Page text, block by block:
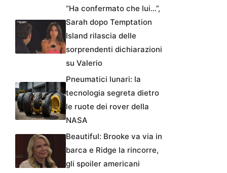
“Ha confermato che lui…”,
Sarah dopo Temptation
Island rilascia delle
sorprendenti dichiarazioni
su Valerio
Pneumatici lunari: la
tecnologia segreta dietro
le ruote dei rover della
NASA
Beautiful: Brooke va via in
barca e Ridge la rincorre,
gli spoiler americani